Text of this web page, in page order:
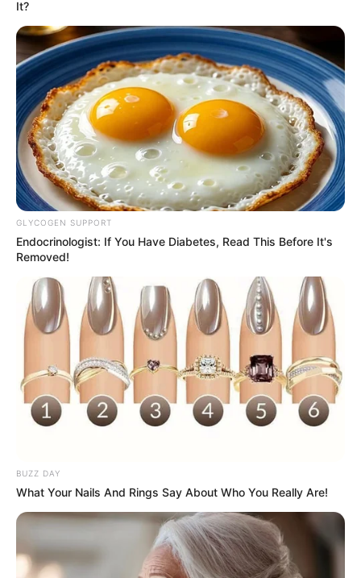
Decoração com Balões – 85 Ideias para Copiar na
Sua Festa
Índice
Como decorar uma festa sem gastar muito?
1. Flores e folhas
2. Enfeites de papel
3. Materiais recicláveis
4. Bandeirinhas de papel
Mais dicas para fazer uma decoração de festa
Como decorar uma festa sem gastar
muito?
Muita gente acha que decoração de festa
simples
é sinônimo de “sem graça”, mas a verdade
é que com criatividade podemos transformar um
It?
GLYCOGEN SUPPORT
Endocrinologist: If You Have Diabetes, Read This Before It's
Removed!
BUZZ DAY
What Your Nails And Rings Say About Who You Really Are!